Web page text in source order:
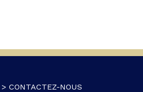
> CONTACTEZ-NOUS